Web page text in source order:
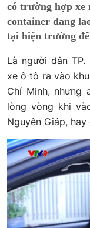
có trường hợp xe
container đang
tại hiện trường
Là người dân
xe ô tô ra vào
Chí Minh, nhưng
lòng vòng khi
Nguyên Giáp,